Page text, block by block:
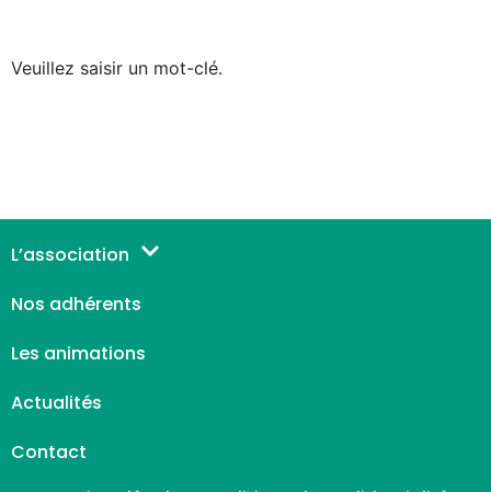
Veuillez saisir un mot-clé.
L’association
Nos adhérents
Les animations
Actualités
Contact